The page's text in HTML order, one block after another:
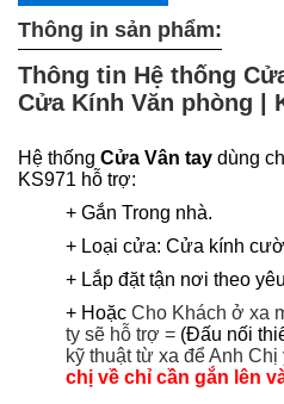
Thông in sản phẩm:
Thông tin Hệ thống
Cửa Kính Văn phòng |
Hệ thống Cửa Vân tay dùng
KS971 hỗ trợ:
+ Gắn Trong nhà.
+ Loại cửa: Cửa kính
+ Lắp đặt tận nơi theo
+ Hoặc Cho Khách ở xa
ty sẽ hỗ trợ = (Đấu nối
kỹ thuật từ xa để Anh
chị về chỉ cần gắn lên